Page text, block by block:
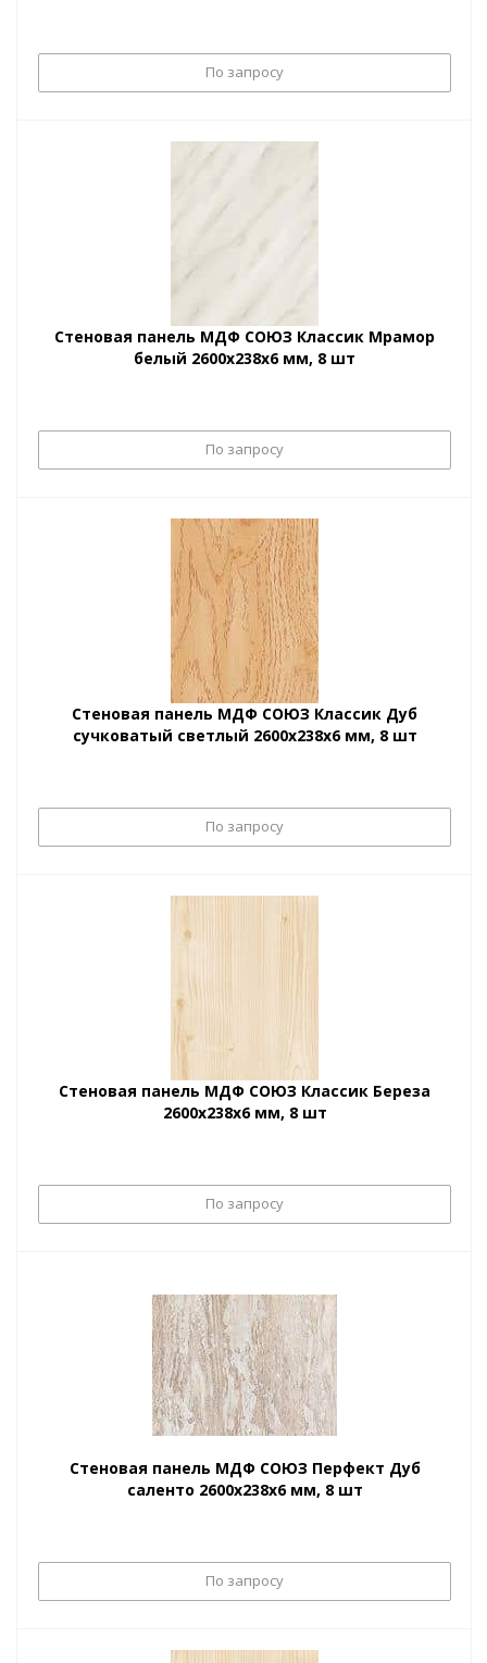
По запросу
Стеновая панель МДФ СОЮЗ Классик Мрамор
белый 2600х238х6 мм, 8 шт
По запросу
Стеновая панель МДФ СОЮЗ Классик Дуб
сучковатый светлый 2600х238х6 мм, 8 шт
По запросу
Стеновая панель МДФ СОЮЗ Классик Береза
2600x238x6 мм, 8 шт
По запросу
Стеновая панель МДФ СОЮЗ Перфект Дуб
саленто 2600х238х6 мм, 8 шт
По запросу